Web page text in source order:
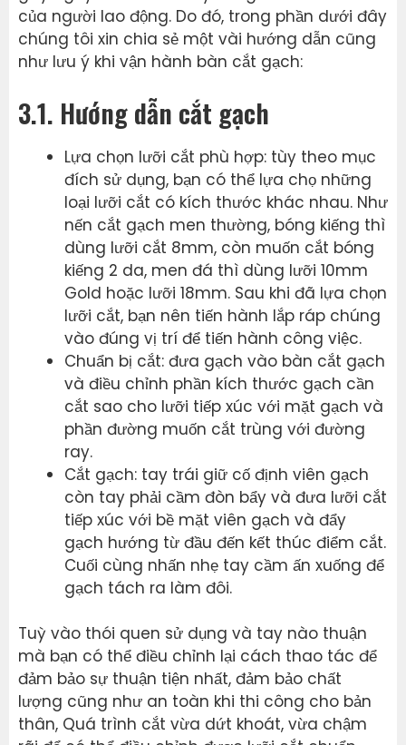
của người lao động. Do đó, trong phần dưới đây
chúng tôi xin chia sẻ một vài hướng dẫn cũng
như lưu ý khi vận hành bàn cắt gạch:
3.1. Hướng dẫn cắt gạch
Lựa chọn lưỡi cắt phù hợp: tùy theo mục
đích sử dụng, bạn có thể lựa chọ những
loại lưỡi cắt có kích thước khác nhau. Như
nến cắt gạch men thường, bóng kiếng thì
dùng lưỡi cắt 8mm, còn muốn cắt bóng
kiếng 2 da, men đá thì dùng lưỡi 10mm
Gold hoặc lưỡi 18mm. Sau khi đã lựa chọn
lưỡi cắt, bạn nên tiến hành lắp ráp chúng
vào đúng vị trí để tiến hành công việc.
Chuẩn bị cắt: đưa gạch vào bàn cắt gạch
và điều chỉnh phần kích thước gạch cần
cắt sao cho lưỡi tiếp xúc với mặt gạch và
phần đường muốn cắt trùng với đường
ray.
Cắt gạch: tay trái giữ cố định viên gạch
còn tay phải cầm đòn bẩy và đưa lưỡi cắt
tiếp xúc với bề mặt viên gạch và đẩy
gạch hướng từ đầu đến kết thúc điểm cắt.
Cuối cùng nhấn nhẹ tay cầm ấn xuống để
gạch tách ra làm đôi.
Tuỳ vào thói quen sử dụng và tay nào thuận
mà bạn có thể điều chỉnh lại cách thao tác để
đảm bảo sự thuận tiện nhất, đảm bảo chất
lượng cũng như an toàn khi thi công cho bản
thân, Quá trình cắt vừa dứt khoát, vừa chậm